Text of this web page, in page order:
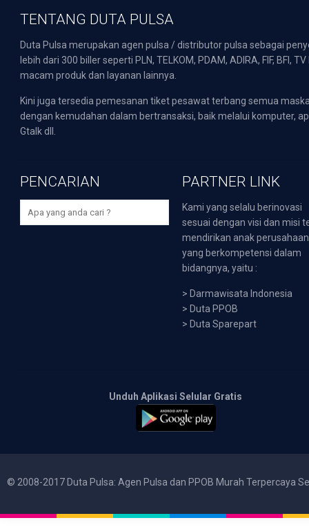
TENTANG DUTA PULSA
Duta Pulsa merupakan agen pulsa / distributor pulsa sebagai
lebih dari 300 biller seperti PLN, TELKOM, PDAM, ADIRA, FIF,
macam produk dan layanan lainnya.
Kini juga tersedia pemesanan tiket pesawat terbang semua
dengan kemudahan dalam bertransaksi, baik melalui komputer,
Gtalk dll.
PENCARIAN PARTNER LINK
Kami yang selalu berinovasi
sesuai dengan visi dan misi
mendirikan anak perusahaan
yang berkompetensi dalam
bidangnya, yaitu :
> Darmawisata Indonesia
> Duta PPOB
> Duta Sparepart
Unduh Aplikasi Selular Gratis
© 2008-2017 Duta Pulsa: Agen Pulsa dan PPOB Murah Terpercaya